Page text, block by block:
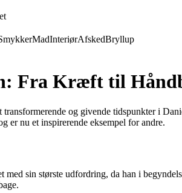
MadInteriørAfskedBryllup
Fra Kræft til
og givende tidspunkter i
er nu et inspirerende eksempel for andre.
med sin største udfordring, da han i